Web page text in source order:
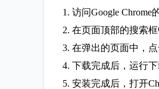
1. 访问Google Chrome
2. 在页面顶部的搜索框
3. 在弹出的页面中，点
4. 下载完成后，运行
5. 安装完成后，打开